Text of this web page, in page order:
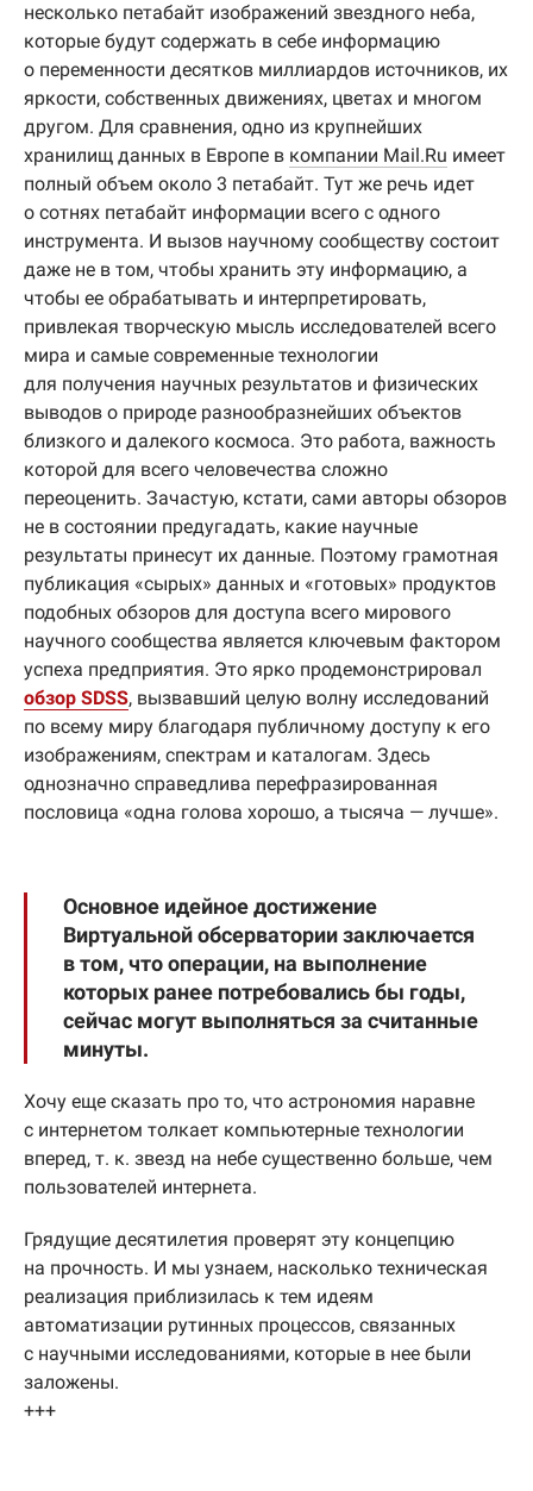
несколько петабайт изображений звездного неба,
которые будут содержать в себе информацию
о переменности десятков миллиардов источников, их
яркости, собственных движениях, цветах и многом
другом. Для сравнения, одно из крупнейших
хранилищ данных в Европе в компании Mail.Ru имеет
полный объем около 3 петабайт. Тут же речь идет
о сотнях петабайт информации всего с одного
инструмента. И вызов научному сообществу состоит
даже не в том, чтобы хранить эту информацию, а
чтобы ее обрабатывать и интерпретировать,
привлекая творческую мысль исследователей всего
мира и самые современные технологии
для получения научных результатов и физических
выводов о природе разнообразнейших объектов
близкого и далекого космоса. Это работа, важность
которой для всего человечества сложно
переоценить. Зачастую, кстати, сами авторы обзоров
не в состоянии предугадать, какие научные
результаты принесут их данные. Поэтому грамотная
публикация «сырых» данных и «готовых» продуктов
подобных обзоров для доступа всего мирового
научного сообщества является ключевым фактором
успеха предприятия. Это ярко продемонстрировал
обзор SDSS, вызвавший целую волну исследований
по всему миру благодаря публичному доступу к его
изображениям, спектрам и каталогам. Здесь
однозначно справедлива перефразированная
пословица «одна голова хорошо, а тысяча — лучше».
Основное идейное достижение
Виртуальной обсерватории заключается
в том, что операции, на выполнение
которых ранее потребовались бы годы,
сейчас могут выполняться за считанные
минуты.
Хочу еще сказать про то, что астрономия наравне
с интернетом толкает компьютерные технологии
вперед, т. к. звезд на небе существенно больше, чем
пользователей интернета.
Грядущие десятилетия проверят эту концепцию
на прочность. И мы узнаем, насколько техническая
реализация приблизилась к тем идеям
автоматизации рутинных процессов, связанных
с научными исследованиями, которые в нее были
заложены.
+++